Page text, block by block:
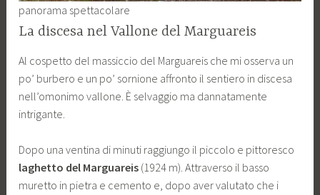
panorama spettacolare
La discesa nel Vallone del Marguareis
Al cospetto del massiccio del Marguareis che mi osserva un
po’ burbero e un po’ sornione affronto il sentiero in discesa
nell’omonimo vallone. È selvaggio ma dannatamente
intrigante.
Dopo una ventina di minuti raggiungo il piccolo e pittoresco
laghetto del Marguareis (1924 m). Attraverso il basso
muretto in pietra e cemento e, dopo aver valutato che i